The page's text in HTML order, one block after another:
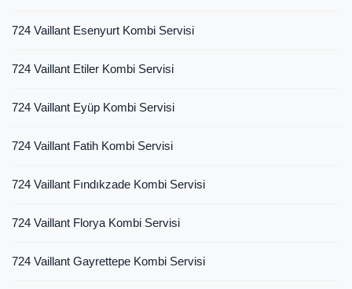
724 Vaillant Esenyurt Kombi Servisi
724 Vaillant Etiler Kombi Servisi
724 Vaillant Eyüp Kombi Servisi
724 Vaillant Fatih Kombi Servisi
724 Vaillant Fındıkzade Kombi Servisi
724 Vaillant Florya Kombi Servisi
724 Vaillant Gayrettepe Kombi Servisi